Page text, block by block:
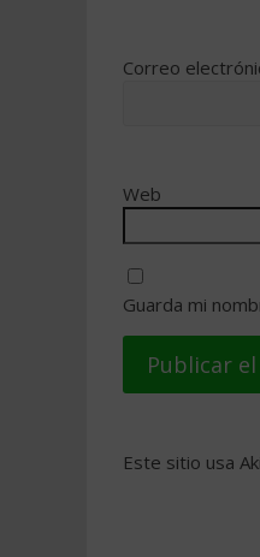
Correo
Web
Guarda mi
Este sitio usa